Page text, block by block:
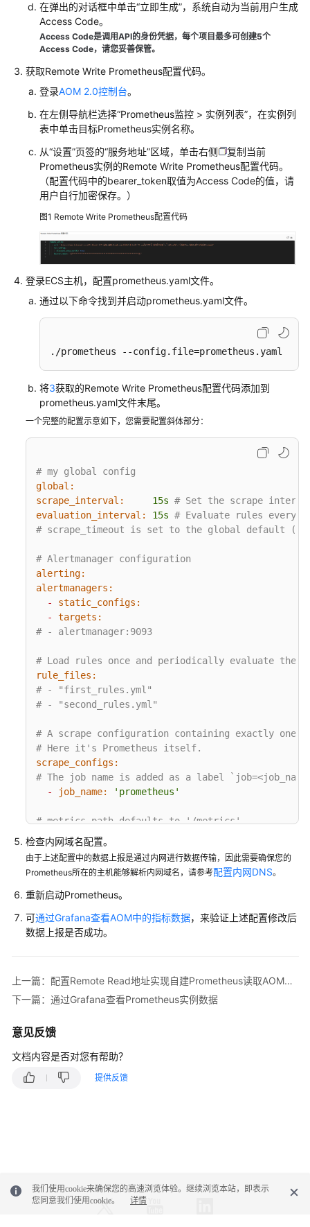
权
全
景
监
控
览
接
入
AOM
接
入
AOM（新
指
标
浏
览
监
警
监
控
志
理
（新
版）
志
理
Prometheus
Prometheus
监
控
理
实
例
管
数
据
在弹出的对话框中单击“立即生成”，系统自动为当前用户生成
Access Code。
Access Code是调用API的身份凭据，每个项目最多可创建5个
Access Code，请您妥善保管。
获取Remote Write Prometheus配置代码。
登录AOM 2.0控制台。
在左侧导航栏选择“Prometheus监控 > 实例列表”，在实例列
表中单击目标Prometheus实例名称。
从“设置”页签的“服务地址”区域，单击右侧
复制当前
Prometheus实例的Remote Write Prometheus配置代码。
（配置代码中的bearer_token取值为Access Code的值，请
用户自行加密保存。）
图1 Remote Write Prometheus配置代码
登录ECS主机，配置prometheus.yaml文件。
通过以下命令找到并启动prometheus.yaml文件。
./prometheus --config.file=prometheus.yaml
将3获取的Remote Write Prometheus配置代码添加到
prometheus.yaml文件末尾。
一个完整的配置示意如下，您需要配置斜体部分：
# my global config
global:
scrape_interval:
15s # Set the scrape
evaluation_interval:
15s # Evaluate rules every
# scrape_timeout is set to the global default
# Alertmanager configuration
alerting:
alertmanagers:
-
static_configs:
-
targets:
# - alertmanager:9093
# Load rules once and periodically evaluate
rule_files:
# - "first_rules.yml"
# - "second_rules.yml"
# A scrape configuration containing exactly one
# Here it's Prometheus itself.
scrape_configs:
# The job name is added as a label
-
job_name: 'prometheus'
# metrics_path defaults to '/metrics'
# scheme defaults to 'http'.
static_configs:
- targets: ['localhost:9090'
# 用3获取的Remote Write Prometheus配置代码替换斜体内
- url:'https://aom-
tls_config:
检查内网域名配置。
由于上述配置中的数据上报是通过内网进行数据传输，因此需要确保您的
Prometheus所在的主机能够解析内网域名，请参考配置内网DNS。
重新启动Prometheus。
可通过Grafana查看AOM中的指标数据，来验证上述配置修改后
数据上报是否成功。
上一篇：配置Remote Read地址实现自建Prometheus读取AOM的Prometheus数据
下一篇：通过Grafana查看Prometheus实例数据
意见反馈
文档内容是否对您有帮助？
提供反馈
我们使用cookie来确保您的高速浏览体验。继续浏览本站，即表示
您同意我们使用cookie。
详情